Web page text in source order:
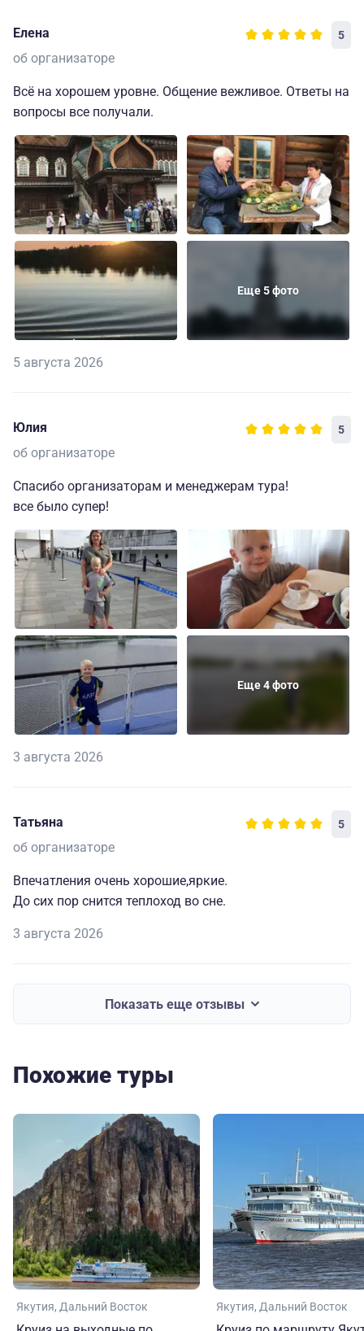
Елена 5
об организаторе
Всё на хорошем уровне. Общение вежливое. Ответы на
вопросы все получали.
Еще 5 фото
5 августа 2026
Юлия 5
об организаторе
Спасибо организаторам и менеджерам тура!
все было супер!
Еще 4 фото
3 августа 2026
Татьяна 5
об организаторе
Впечатления очень хорошие,яркие.
До сих пор снится теплоход во сне.
3 августа 2026
Показать еще отзывы
Похожие туры
Якутия Дальний Восток Якутия Дальний Восток